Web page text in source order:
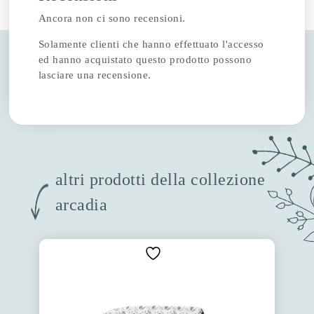
Ancora non ci sono recensioni.
Solamente clienti che hanno effettuato l'accesso
ed hanno acquistato questo prodotto possono
lasciare una recensione.
altri prodotti della collezione
arcadia